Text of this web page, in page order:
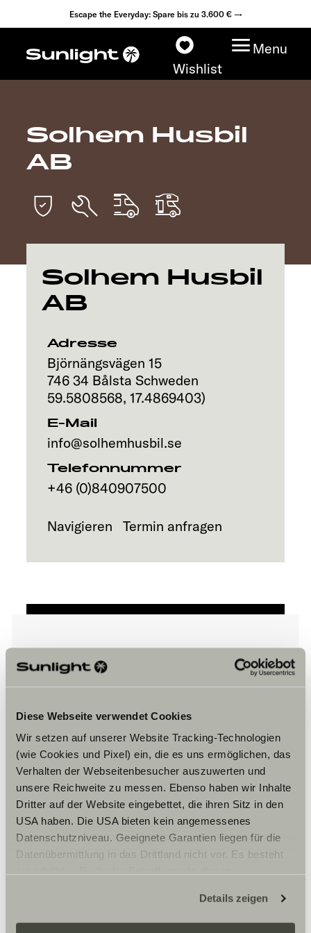
Diese Webseite verwendet Cookies
Wir setzen auf unserer Website Tracking-Technologien
(wie Cookies und Pixel) ein, die es uns ermöglichen, das
Verhalten der Webseitenbesucher auszuwerten und
unsere Reichweite zu messen. Ebenso haben wir Inhalte
Dritter auf der Website eingebettet, die ihren Sitz in den
USA haben. Die USA bieten kein angemessenes
Datenschutzniveau. Geeignete Garantien liegen für die
Datenübermittlung in das Drittland nicht vor. Es besteht
zustehen. Eingesetzte Dienstleister können Daten für
eigene Zwecke verarbeiten und mit anderen Daten
Details zeigen
Escape the Everyday: Spare bis zu 3.600 € →
Wishlist
Menu
Modelle
Fahrzeugfinder
Explore
Solhem Husbil
AB
Solhem Husbil
AB
Adresse
Björnängsvägen 15
746 34 Bålsta Schweden
59.5808568, 17.4869403)
E-Mail
info@solhemhusbil.se
Telefonnummer
+46 (0)840907500
Navigieren Termin anfragen
Bitte akzeptiere die Marketing-
Cookie-Einstellungen